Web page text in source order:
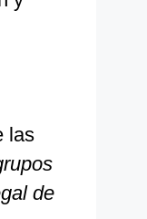
las
de